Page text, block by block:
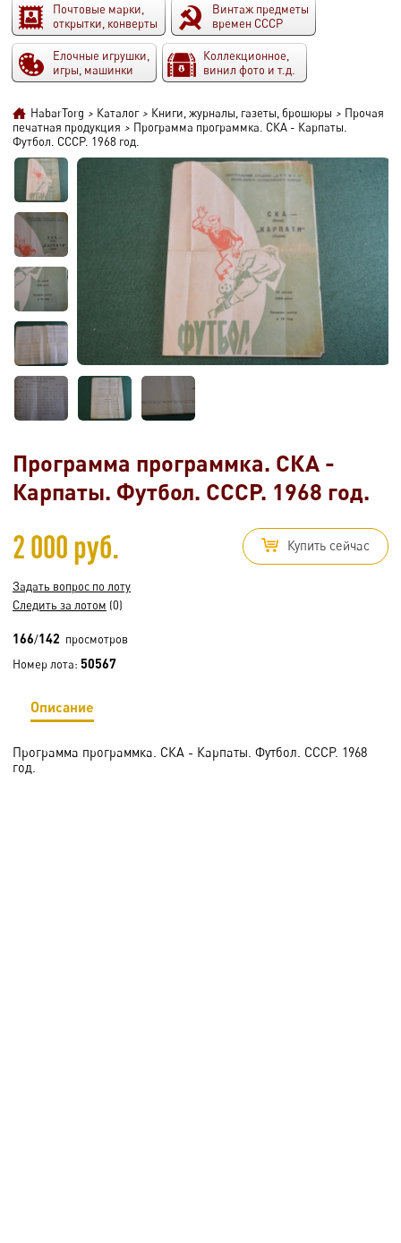
Почтовые марки,
открытки, конверты
Винтаж предметы
времен СССР
Елочные игрушки,
игры, машинки
Коллекционное,
винил фото и т.д.
HabarTorg > Каталог > Книги, журналы, газеты, брошюры > Прочая
печатная продукция > Программа программка. СКА - Карпаты.
Футбол. СССР. 1968 год.
Программа программка. СКА -
Карпаты. Футбол. СССР. 1968 год.
2 000 руб. Купить сейчас
Задать вопрос по лоту
Следить за лотом (0)
166/142 просмотров
Номер лота: 50567
Описание
Программа программка. СКА - Карпаты. Футбол. СССР. 1968
год.